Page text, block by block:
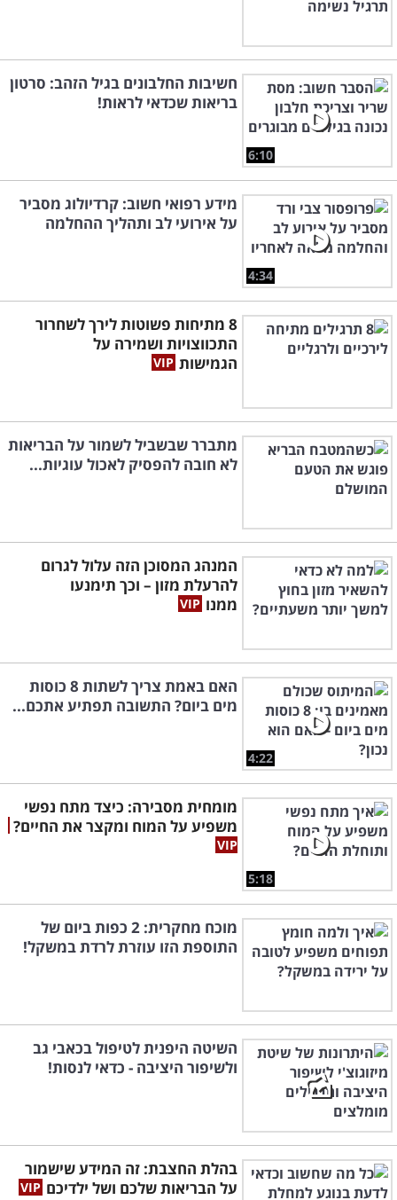
6:10
חשיבות החלבונים בגיל הזהב: סרטון
בריאות שכדאי לראות!
4:34
מידע רפואי חשוב: קרדיולוג מסביר
על אירועי לב ותהליך ההחלמה
8 מתיחות פשוטות לירך לשחרור
התכווצויות ושמירה על
הגמישות
מתברר שבשביל לשמור על הבריאות
לא חובה להפסיק לאכול עוגיות...
המנהג המסוכן הזה עלול לגרום
להרעלת מזון – וכך תימנעו
ממנו
4:22
האם באמת צריך לשתות 8 כוסות
מים ביום? התשובה תפתיע אתכם...
5:18
מומחית מסבירה: כיצד מתח נפשי
משפיע על המוח ומקצר את החיים?
מוכח מחקרית: 2 כפות ביום של
התוספת הזו עוזרת לרדת במשקל!
השיטה היפנית לטיפול בכאבי גב
ולשיפור היציבה - כדאי לנסות!
בהלת החצבת: זה המידע שישמור
על הבריאות שלכם ושל ילדיכם